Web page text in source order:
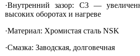
·Внутренний зазор: C3 —
высоких оборотах и нагреве
·Материал: Хромистая сталь NSK
·Смазка: Заводская, долговечная